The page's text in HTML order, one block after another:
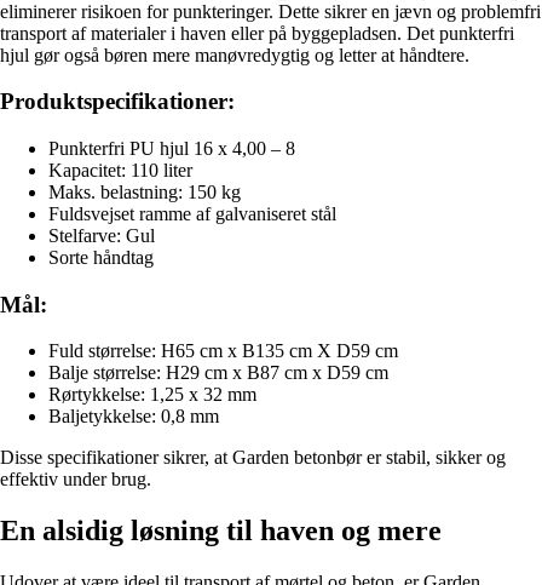
eliminerer risikoen for punkteringer. Dette sikrer en jævn og problemfri
transport af materialer i haven eller på byggepladsen. Det punkterfri
hjul gør også børen mere manøvredygtig og letter at håndtere.
Produktspecifikationer:
Punkterfri PU hjul 16 x 4,00 – 8
Kapacitet: 110 liter
Maks. belastning: 150 kg
Fuldsvejset ramme af galvaniseret stål
Stelfarve: Gul
Sorte håndtag
Mål:
Fuld størrelse: H65 cm x B135 cm X D59 cm
Balje størrelse: H29 cm x B87 cm x D59 cm
Rørtykkelse: 1,25 x 32 mm
Baljetykkelse: 0,8 mm
Disse specifikationer sikrer, at Garden betonbør er stabil, sikker og
effektiv under brug.
En alsidig løsning til haven og mere